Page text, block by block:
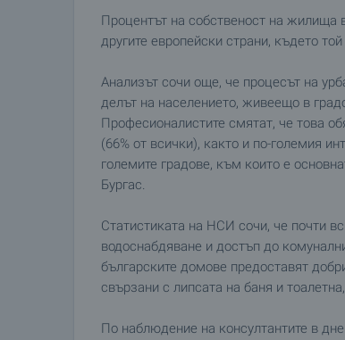
Процентът на собственост на жилища
другите европейски страни, където
Анализът сочи още, че процесът на
делът на населението, живеещо в
Професионалистите смятат, че това
(66% от всички), както и по-големия
големите градове, към които е
Бургас.
Статистиката на НСИ сочи, че почти
водоснабдяване и достъп до
българските домове предоставят
свързани с липсата на баня и
По наблюдение на консултантите в